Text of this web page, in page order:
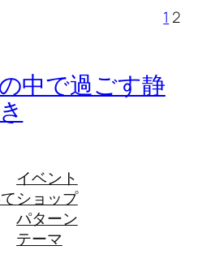
1 2
中で過ごす静
イベント
ショップ
パターン
テーマ